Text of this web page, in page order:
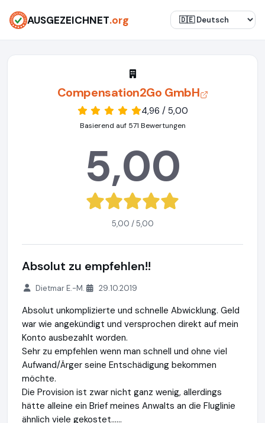
AUSGEZEICHNET.org
Compensation2Go GmbH
4,96 / 5,00
Basierend auf 571 Bewertungen
5,00
5,00 / 5,00
Absolut zu empfehlen!!
Dietmar E.-M. 29.10.2019
Absolut unkomplizierte und schnelle Abwicklung. Geld
war wie angekündigt und versprochen direkt auf mein
Konto ausbezahlt worden.
Sehr zu empfehlen wenn man schnell und ohne viel
Aufwand/Ärger seine Entschädigung bekommen
möchte.
Die Provision ist zwar nicht ganz wenig, allerdings
hätte alleine ein Brief meines Anwalts an die Fluglinie
ähnlich viele gekostet......